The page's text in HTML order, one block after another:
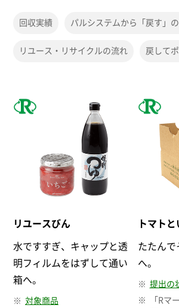
回収実績 パルシステムから「戻す」
リユース・リサイクルの流れ 戻して
リユースびん
水ですすぎ、キャップと透
明フィルムをはずして通い
箱へ。
対象商品
トマト
たたんで
へ。
提出の
「Rマ